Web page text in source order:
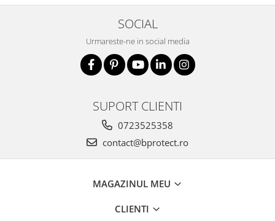
SOCIAL
Urmareste-ne in social media
SUPORT CLIENTI
0723525358
contact@bprotect.ro
MAGAZINUL MEU
CLIENTI